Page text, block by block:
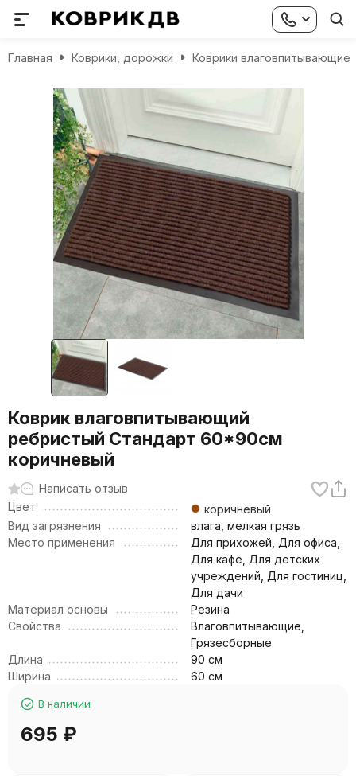
Главная Коврики, дорожки Коврики влаговпитывающие
Коврик влаговпитывающий
ребристый Стандарт 60*90см
коричневый
Написать отзыв
Цвет
коричневый
Вид загрязнения
влага, мелкая грязь
Место применения
Для прихожей, Для офиса,
Для кафе, Для детских
учреждений, Для гостиниц,
Для дачи
Материал основы
Резина
Свойства
Влаговпитывающие,
Грязесборные
Длина
90 см
Ширина
60 см
В наличии
695 ₽